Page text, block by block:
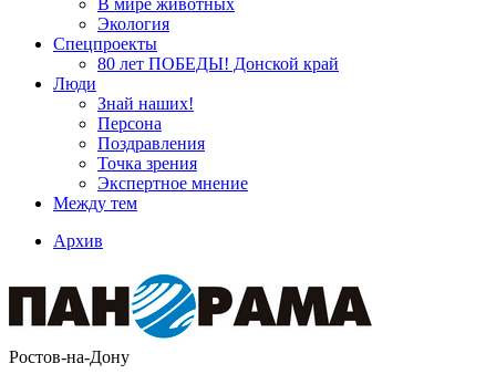
В мире животных
Экология
Спецпроекты
80 лет ПОБЕДЫ! Донской край
Люди
Знай наших!
Персона
Поздравления
Точка зрения
Экспертное мнение
Между тем
Архив
Ростов-на-Дону